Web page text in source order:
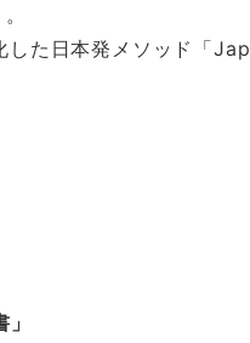
た日本発メソッド「